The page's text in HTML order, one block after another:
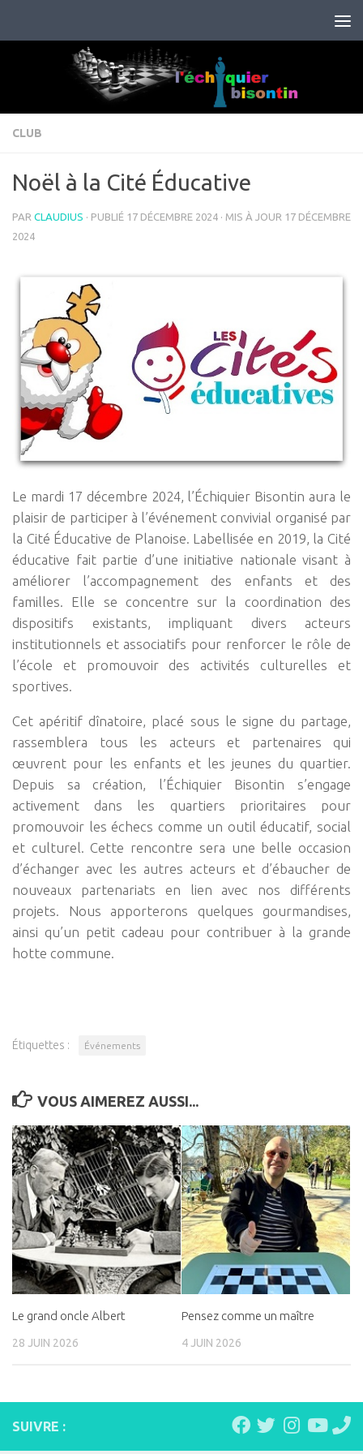
CLUB
Noël à la Cité Éducative
PAR CLAUDIUS · PUBLIÉ 17 DÉCEMBRE 2024 · MIS À JOUR 17 DÉCEMBRE
2024
Le mardi 17 décembre 2024, l’Échiquier Bisontin aura le
plaisir de participer à l’événement convivial organisé par
la Cité Éducative de Planoise. Labellisée en 2019, la Cité
éducative fait partie d’une initiative nationale visant à
améliorer l’accompagnement des enfants et des
familles. Elle se concentre sur la coordination des
dispositifs existants, impliquant divers acteurs
institutionnels et associatifs pour renforcer le rôle de
l’école et promouvoir des activités culturelles et
sportives.
Cet apéritif dînatoire, placé sous le signe du partage,
rassemblera tous les acteurs et partenaires qui
œuvrent pour les enfants et les jeunes du quartier.
Depuis sa création, l’Échiquier Bisontin s’engage
activement dans les quartiers prioritaires pour
promouvoir les échecs comme un outil éducatif, social
et culturel. Cette rencontre sera une belle occasion
d’échanger avec les autres acteurs et d’ébaucher de
nouveaux partenariats en lien avec nos différents
projets. Nous apporterons quelques gourmandises,
ainsi qu’un petit cadeau pour contribuer à la grande
hotte commune.
Étiquettes : Événements
VOUS AIMEREZ AUSSI...
Le grand oncle Albert
28 JUIN 2026
Pensez comme un maître
4 JUIN 2026
SUIVRE :